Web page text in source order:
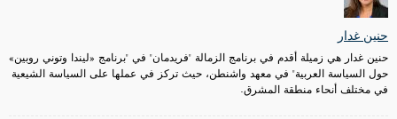
حنين غدار
حنين غدار هي زميلة أقدم في برنامج الزمالة "فريدمان" في "برنامج «ليندا وتوني روبين»
حول السياسة العربية" في معهد واشنطن، حيث تركز في عملها على السياسة الشيعية
في مختلف أنحاء منطقة المشرق.